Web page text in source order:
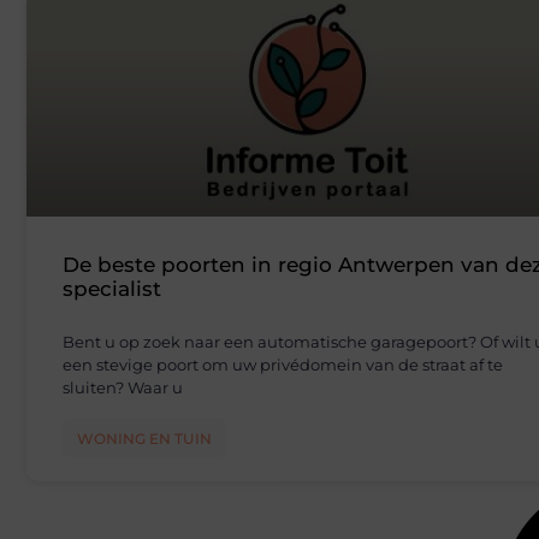
De beste poorten in regio Antwerpen van
specialist
Bent u op zoek naar een automatische garagepoort? Of wilt
een stevige poort om uw privédomein van de straat af te
sluiten? Waar u
WONING EN TUIN